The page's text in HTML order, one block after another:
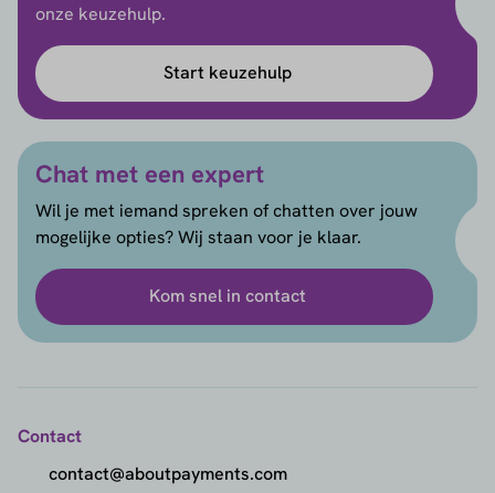
onze keuzehulp.
Start keuzehulp
Chat met een expert
Wil je met iemand spreken of chatten over jouw
mogelijke opties? Wij staan voor je klaar.
Kom snel in contact
Contact
contact@aboutpayments.com